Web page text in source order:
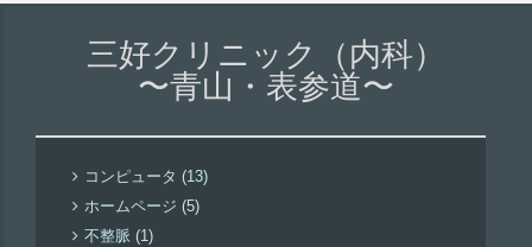
三好クリニック（内科）
〜青山・表参道〜
コンピュータ (13)
ホームページ (5)
不整脈 (1)